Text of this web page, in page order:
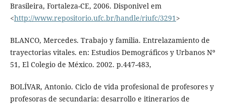
Brasileira, Fortaleza-CE, 2006. Disponivel em
<http://www.repositorio.ufc.br/handle/riufc/3291 >
BLANCO, Mercedes. Trabajo y familia. Entrelazamiento de
trayectorias vitales. en: Estudios Demográficos y Urbanos Nº
51, El Colegio de México. 2002. p.447-483,
BOLÍVAR, Antonio. Ciclo de vida profesional de profesores y
profesoras de secundaria: desarrollo e itinerarios de